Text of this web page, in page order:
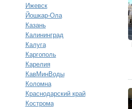
Ижевск
Йошкар-Ола
Казань
Калининград
Калуга
Каргополь
Карелия
КавМинВоды
Коломна
Краснодарский край
Кострома